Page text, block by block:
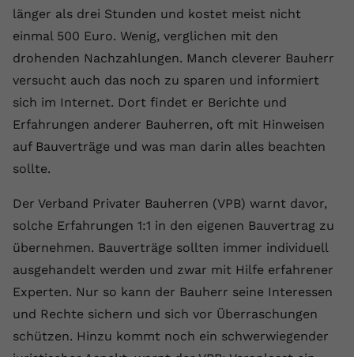
länger als drei Stunden und kostet meist nicht
einmal 500 Euro. Wenig, verglichen mit den
drohenden Nachzahlungen. Manch cleverer Bauherr
versucht auch das noch zu sparen und informiert
sich im Internet. Dort findet er Berichte und
Erfahrungen anderer Bauherren, oft mit Hinweisen
auf Bauverträge und was man darin alles beachten
sollte.
Der Verband Privater Bauherren (VPB) warnt davor,
solche Erfahrungen 1:1 in den eigenen Bauvertrag zu
übernehmen. Bauverträge sollten immer individuell
ausgehandelt werden und zwar mit Hilfe erfahrener
Experten. Nur so kann der Bauherr seine Interessen
und Rechte sichern und sich vor Überraschungen
schützen. Hinzu kommt noch ein schwerwiegender